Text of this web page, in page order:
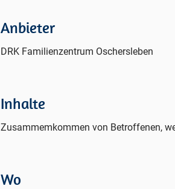
Anbieter
DRK Familienzentrum Oschersleben
Inhalte
Zusammemkommen von Betroffenen,
Wo